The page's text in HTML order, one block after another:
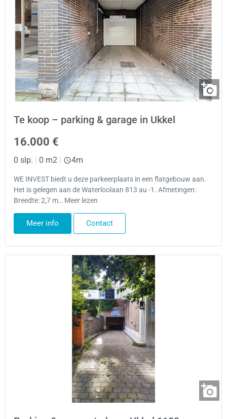
Te koop – parking & garage in Ukkel
16.000 €
0 slp. 0 m2 4m
WE INVEST biedt u deze parkeerplaats in een flatgebouw aan.
Het is gelegen aan de Waterloolaan 813 au -1. Afmetingen:
Breedte: 2,7 m… Meer lezen
Meer info Contact